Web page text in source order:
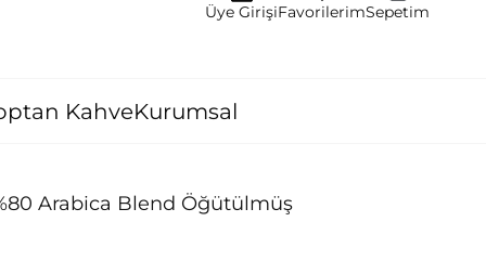
Üye GirişiFavorilerimSepetim
KahveKurumsal
Arabica Blend Öğütülmüş